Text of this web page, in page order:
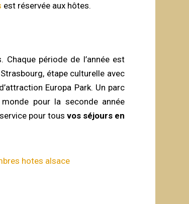
est réservée aux hôtes.
période de l’année est
étape culturelle avec
Europa Park. Un parc
pour la seconde année
pour tousvos séjours en